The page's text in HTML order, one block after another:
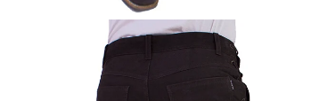
ÖFFNEN SIE MEDIEN IN DER